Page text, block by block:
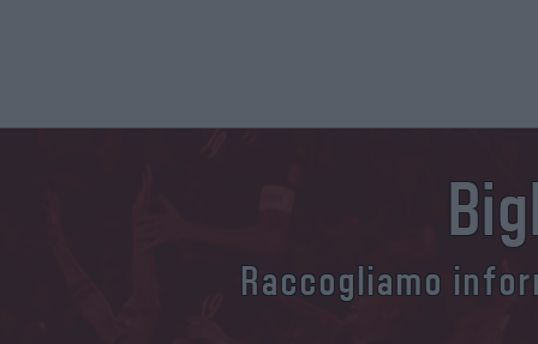
Raccogliamo